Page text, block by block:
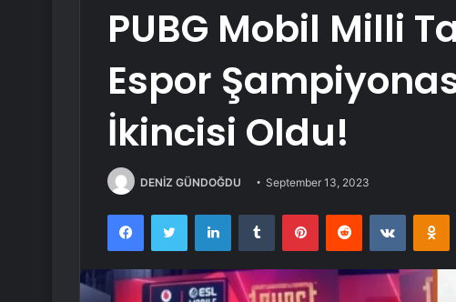
PUBG Mobil Milli
Espor
İkincisi Oldu!
DENİZ GÜNDOĞDU September 13, 2023
FacebookTwitter LinkedInTumblr PinterestReddit